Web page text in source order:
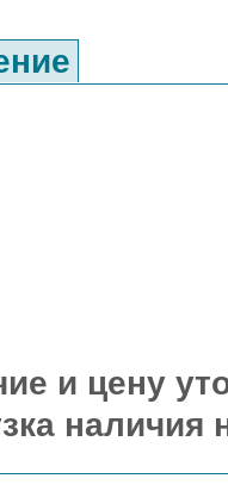
и цену
наличия